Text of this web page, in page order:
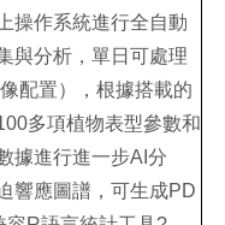
操作系統進行全自動
與分析，單日可處理
配置），根據搭載的
多項植物表型參數和
據進行進一步AI分
響應圖譜，可生成PD